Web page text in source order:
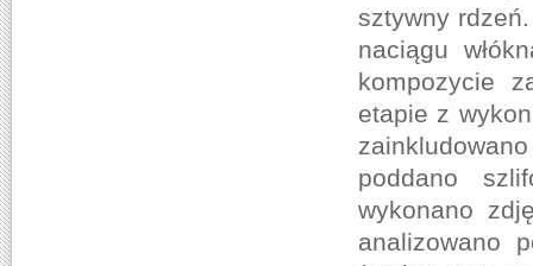
sztywny
naciągu
kompozycie
etapie z
poddano
wykonano
analizowano